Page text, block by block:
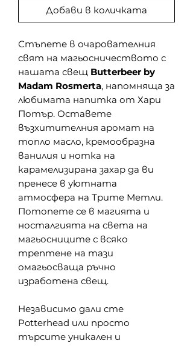
Добави в количката
Стъпете в очарователния
свят на магьосничеството с
нашата свещ Butterbeer by
Madam Rosmerta, напомняща за
любимата напитка от Хари
Потър. Оставете
възхитителния аромат на
топло масло, кремообразна
ванилия и нотка на
карамелизирана захар да ви
пренесе в уютната
атмосфера на Трите Метли.
Потопете се в магията и
носталгията на света на
магьосниците с всяко
трептене на тази
омагьосваща ръчно
изработена свещ.
Независимо дали сте
Potterhead или просто
търсите уникален и